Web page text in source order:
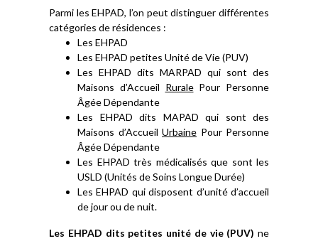
Parmi les EHPAD, l’on peut distinguer différentes
catégories de résidences :
Les EHPAD
Les EHPAD petites Unité de Vie (PUV)
Les EHPAD dits MARPAD qui sont des
Maisons d’Accueil RuralePour Personne
Âgée Dépendante
Les EHPAD dits MAPAD qui sont des
Maisons d’Accueil Urbaine Pour Personne
Âgée Dépendante
Les EHPAD très médicalisés que sont les
USLD (Unités de Soins Longue Durée)
Les EHPAD qui disposent d’unité d’accueil
de jour ou de nuit.
Les EHPAD dits petites unité de vie (PUV) ne